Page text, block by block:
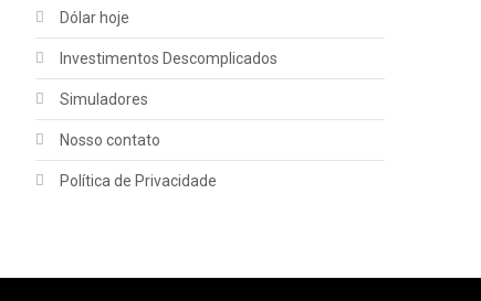
Dólar hoje
Investimentos Descomplicados
Simuladores
Nosso contato
Política de Privacidade